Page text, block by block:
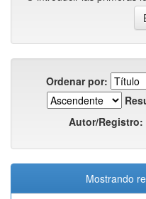
Ordenar por:
Autor/Registro:
Mostrando